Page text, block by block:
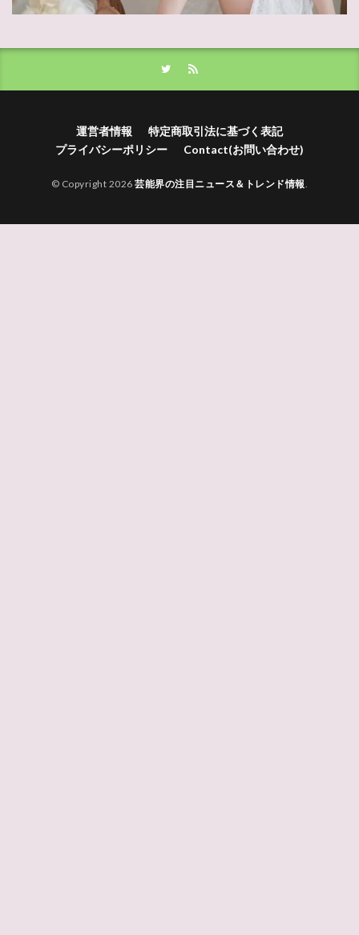
運営者情報
特定商取引法に基づく表記
プライバシーポリシー
Contact(お問い合わせ)
© Copyright 2026芸能界の注目ニュース＆トレンド情報.